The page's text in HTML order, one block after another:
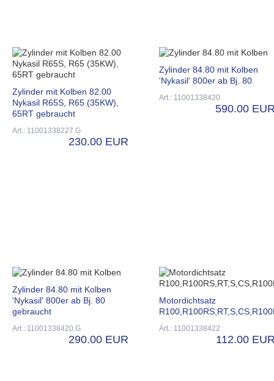
Zylinder mit Kolben 82.00
Nykasil R65S, R65 (35KW),
65RT gebraucht
Art.: 11001338227.G
230.00 EUR
Zylinder 84.80 mit Kolben
'Nykasil' 800er ab Bj. 80
Art.: 11001338420
590.00
Zylinder 84.80 mit Kolben
'Nykasil' 800er ab Bj. 80
gebraucht
Art.: 11001338420.G
290.00 EUR
Motordichtsatz
Art.: 11001338422
112.00